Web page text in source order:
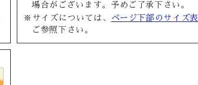
場合がございます。予めご了承下さい。
※サイズについては、 ページ下部のサイズ表
ご参照下さい。